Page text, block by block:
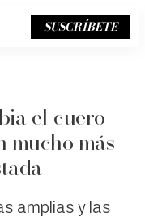
SUSCRÍBETE
el cuero
mucho más
amplias y las